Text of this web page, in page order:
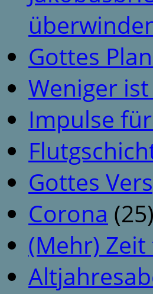
Gottes
Weniger
Impulse
Gottes
Corona (25)
(Mehr)